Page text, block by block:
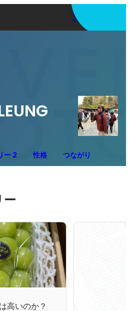
アプリを使う
ー 2 性格 つながり
ー
高いのか？